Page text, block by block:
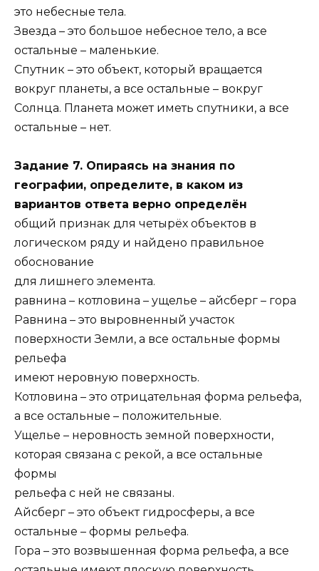
это небесные тела.
Звезда – это большое небесное тело, а все
остальные – маленькие.
Спутник – это объект, который вращается
вокруг планеты, а все остальные – вокруг
Солнца. Планета может иметь спутники, а все
остальные – нет.
Задание 7. Опираясь на знания по
географии, определите, в каком из
вариантов ответа верно определён
общий признак для четырёх объектов в
логическом ряду и найдено правильное
обоснование
для лишнего элемента.
равнина – котловина – ущелье – айсберг – гора
Равнина – это выровненный участок
поверхности Земли, а все остальные формы
рельефа
имеют неровную поверхность.
Котловина – это отрицательная форма рельефа,
а все остальные – положительные.
Ущелье – неровность земной поверхности,
которая связана с рекой, а все остальные
формы
рельефа с ней не связаны.
Айсберг – это объект гидросферы, а все
остальные – формы рельефа.
Гора – это возвышенная форма рельефа, а все